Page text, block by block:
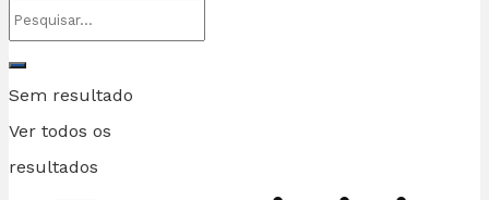
Sem resultado
Ver todos os
resultados